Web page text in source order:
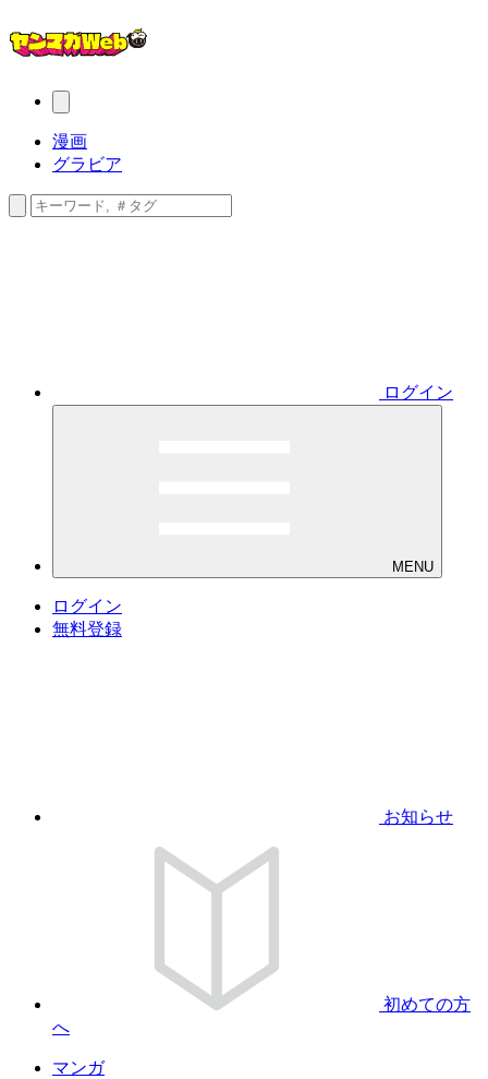
漫画
グラビア
ログイン
MENU
ログイン
無料登録
お知らせ
初めての方
へ
マンガ